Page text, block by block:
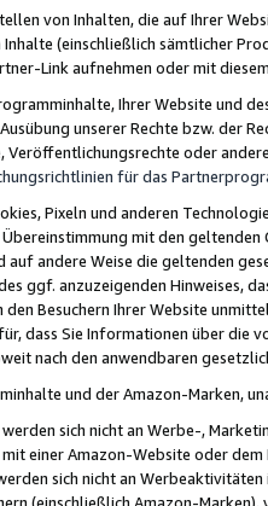
von Inhalten, die auf Ihrer
(einschließlich sämtlicher
Link aufnehmen oder mit
Ihrer Website und
unserer Rechte bzw. der
Veröffentlichungsrechte oder
für das
Pixeln und anderen
mit den
auf andere Weise die geltenden
ggf. anzuzeigenden Hinweises,
Besuchern Ihrer Website
dass Sie Informationen über die
nach den anwendbaren
und der Amazon-Marken,
werden sich nicht an Werbe-,
einer Amazon-Website oder
sich nicht an
(einschließlich Amazon-